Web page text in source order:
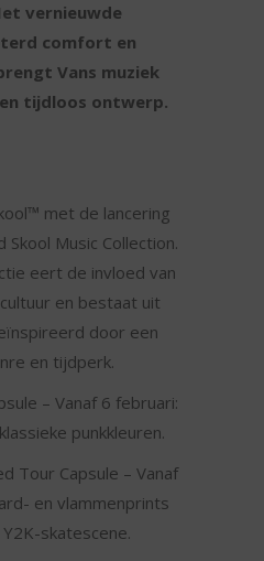
vernieuwde
comfort en
Vans muziek
tijdloos ontwerp.
met de lancering
Music Collection.
eert de invloed van
en bestaat uit
door een
en tijdperk.
– Vanaf 6 februari:
punkkleuren.
Tour Capsule – Vanaf
en vlammenprints
skatescene.